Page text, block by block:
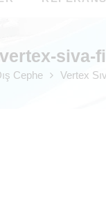
vertex-siva-
Cephe Vertex